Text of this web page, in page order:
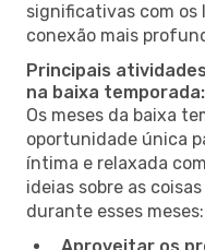
significativas com os
conexão mais
Principais
na baixa temporada:
Os meses da baixa
oportunidade única
íntima e relaxada
ideias sobre as
durante esses meses: